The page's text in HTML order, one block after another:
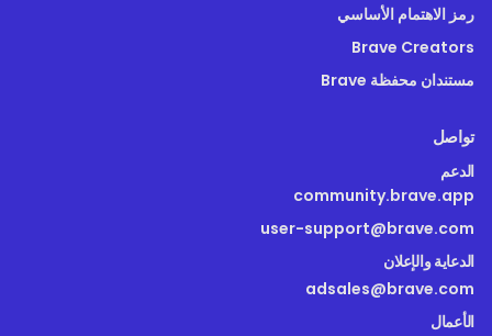
رمز الاهتمام الأساسي
Brave Creators
مستندان محفظة Brave
تواصل
الدعم
community.brave.app
user-support@brave.com
الدعاية والإعلان
adsales@brave.com
الأعمال